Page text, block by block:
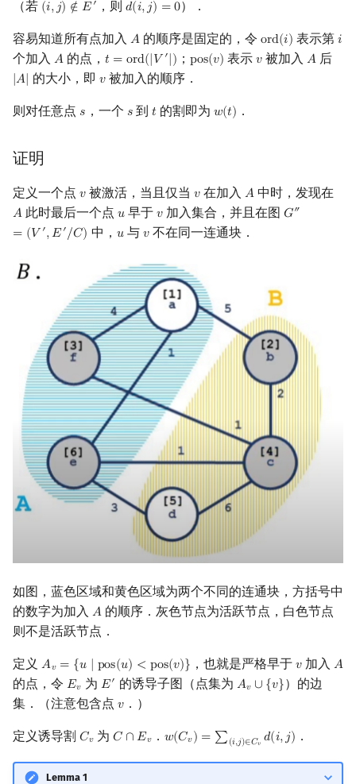
（若 (𝑖,𝑗) ∉ 𝐸′
(i,j)∉ E ，则𝑑(𝑖,𝑗) = 0
d(i,j)= 0 ）．
容易知道所有点加入 𝐴
A 的顺序是固定的，令 ord(𝑖)
ord(i) 表示第𝑖
i
个加入 𝐴
A 的点， 𝑡 = ord(|𝑉 ′|)
t =ord(|V |) ； pos(𝑣)
pos(v) 表示𝑣
v被加入 𝐴
A后
|𝐴|
|A| 的大小，即 𝑣
v被加入的顺序．
则对任意点 𝑠
s ，一个 𝑠
s 到 𝑡
t 的割即为 𝑤(𝑡)
w(t) ．
证明
定义一个点 𝑣
v被激活，当且仅当 𝑣
v在加入 𝐴
A中时，发现在
𝐴
A 此时最后一个点 𝑢
u 早于𝑣
v加入集合，并且在图 𝐺″
= (𝑉 ′,𝐸′/𝐶)
G″=
中， 𝑢
u与 𝑣
v不在同一连通块．
如图，蓝色区域和黄色区域为两个不同的连通块，方括号中
的数字为加入 𝐴
A 的顺序．灰色节点为活跃节点，白色节点
则不是活跃节点．
定义 𝐴𝑣 = {𝑢 ∣ pos(𝑢) < pos(𝑣)}
Av={u ∣pos (u)<pos(v )} ，也就是严格早于𝑣
v加入 𝐴
A
的点，令 𝐸𝑣
Ev 为 𝐸′
E′ 的诱导子图（点集为 𝐴𝑣 ∪ {𝑣}
Av∪{ v}
）的边
集．（注意包含点 𝑣
v．）
定义诱导割 𝐶𝑣
Cv 为𝐶 ∩𝐸𝑣
C∩Ev ． 𝑤(𝐶𝑣) = ∑(𝑖,𝑗)∈𝐶𝑣 𝑑(𝑖,𝑗)
w(Cv)= ∑(i ,j)∈Cvd(i ,j) ．
Lemma 1